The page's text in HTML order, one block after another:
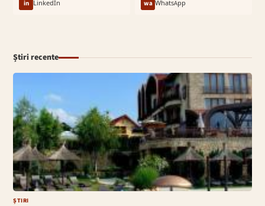
in LinkedIn wa WhatsApp
Știri recente
ȘTIRI